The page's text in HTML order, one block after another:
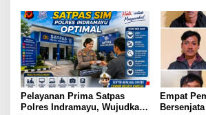
Garut,
Program
Pelayanan Prima Satpas
Polres Indramayu, Wujudkan
Empat